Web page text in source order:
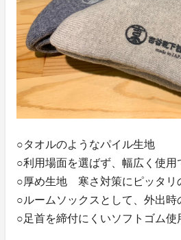
○タオルのようなパイル生地
○利用場面を選ばず、幅広く使用
○厚め生地 寒さ対策にピッタリ
○ルームソックスとして、外出時
○足首を締付にくいソフトゴム使